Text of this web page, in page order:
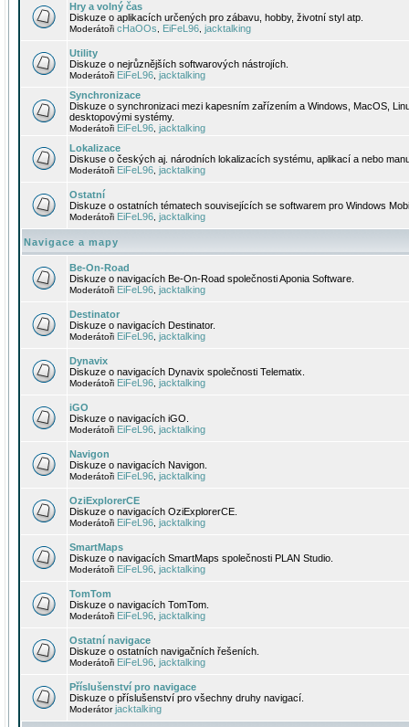
Hry a volný čas
Diskuze o aplikacích určených pro zábavu, hobby, životní styl atp.
Moderátoři cHaOOs EiFeL96 jacktalking
Utility
Diskuze o nejrůznějších softwarových nástrojích.
Moderátoři EiFeL96 jacktalking
Synchronizace
Diskuze o synchronizaci mezi kapesním zařízením a Windows, MacOS,
desktopovými systémy.
Moderátoři EiFeL96 jacktalking
Lokalizace
Diskuse o českých aj. národních lokalizacích systému, aplikací a nebo
Moderátoři EiFeL96 jacktalking
Ostatní
Diskuze o ostatních tématech souvisejících se softwarem pro Windows
Moderátoři EiFeL96 jacktalking
Navigace a mapy
Be-On-Road
Diskuze o navigacích Be-On-Road společnosti Aponia Software.
Moderátoři EiFeL96 jacktalking
Destinator
Diskuze o navigacích Destinator.
Moderátoři EiFeL96 jacktalking
Dynavix
Diskuze o navigacích Dynavix společnosti Telematix.
Moderátoři EiFeL96 jacktalking
iGO
Diskuze o navigacích iGO.
Moderátoři EiFeL96 jacktalking
Navigon
Diskuze o navigacích Navigon.
Moderátoři EiFeL96 jacktalking
OziExplorerCE
Diskuze o navigacích OziExplorerCE.
Moderátoři EiFeL96 jacktalking
SmartMaps
Diskuze o navigacích SmartMaps společnosti PLAN Studio.
Moderátoři EiFeL96 jacktalking
TomTom
Diskuze o navigacích TomTom.
Moderátoři EiFeL96 jacktalking
Ostatní navigace
Diskuze o ostatních navigačních řešeních.
Moderátoři EiFeL96 jacktalking
Příslušenství pro navigace
Diskuze o příslušenství pro všechny druhy navigací.
Moderátorjacktalking